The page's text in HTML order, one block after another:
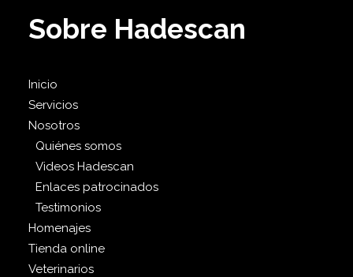
Sobre Hadescan
Inicio
Servicios
Nosotros
Quiénes somos
Videos Hadescan
Enlaces patrocinados
Testimonios
Homenajes
Tienda online
Veterinarios